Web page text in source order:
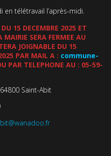
en télétravail l’après-midi.
15 DECEMBRE 2025 ET
MAIRIE SERA FERMEE AU
JOIGNABLE DU 15
PAR MAIL A : commune-
PAR TELEPHONE AU : 05-59-
Saint-Abit